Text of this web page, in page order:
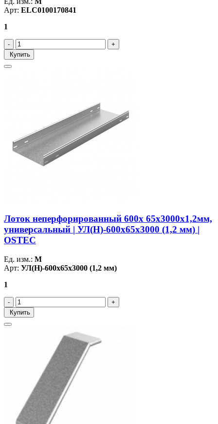
Арт: ELC0100170841
1
Купить
Лоток неперфорированный 600х 65х3000х1,2мм,
универсальный | УЛ(Н)-600х65х3000 (1,2 мм) |
OSTEC
Ед. изм.: М
Арт: УЛ(Н)-600х65х3000 (1,2 мм)
1
Купить